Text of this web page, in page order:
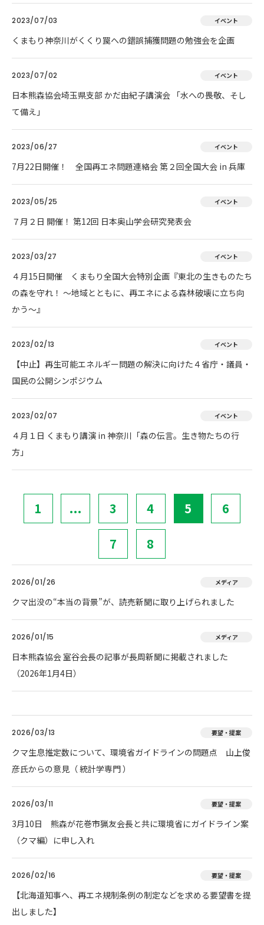
2023/07/03 イベント
くまもり神奈川がくくり罠への錯誤捕獲問題の勉強会を企画
2023/07/02 イベント
日本熊森協会埼玉県支部 かだ由紀子講演会 「水への畏敬、そし
て備え」
2023/06/27 イベント
7月22日開催！ 全国再エネ問題連絡会 第２回全国大会 in 兵庫
2023/05/25 イベント
７月２日 開催！ 第12回 日本奥山学会研究発表会
2023/03/27 イベント
４月15日開催 くまもり全国大会特別企画『東北の生きものたち
の森を守れ！ 〜地域とともに、再エネによる森林破壊に立ち向
かう〜』
2023/02/13 イベント
【中止】再生可能エネルギー問題の解決に向けた４省庁・議員・
国民の公開シンポジウム
2023/02/07 イベント
４月１日 くまもり講演 in 神奈川「森の伝言。生き物たちの行
方」
1 ... 3 4 5 6
7 8
2026/01/26 メディア
クマ出没の“本当の背景”が、読売新聞に取り上げられました
2026/01/15 メディア
日本熊森協会 室谷会長の記事が長周新聞に掲載されました
（2026年1月4日）
2026/03/13 要望・提案
クマ生息推定数について、環境省ガイドラインの問題点 山上俊
彦氏からの意見（ 統計学専門 ）
2026/03/11 要望・提案
3月10日 熊森が花巻市猟友会長と共に環境省にガイドライン案
（クマ編）に申し入れ
2026/02/16 要望・提案
【北海道知事へ、再エネ規制条例の制定などを求める要望書を提
出しました】